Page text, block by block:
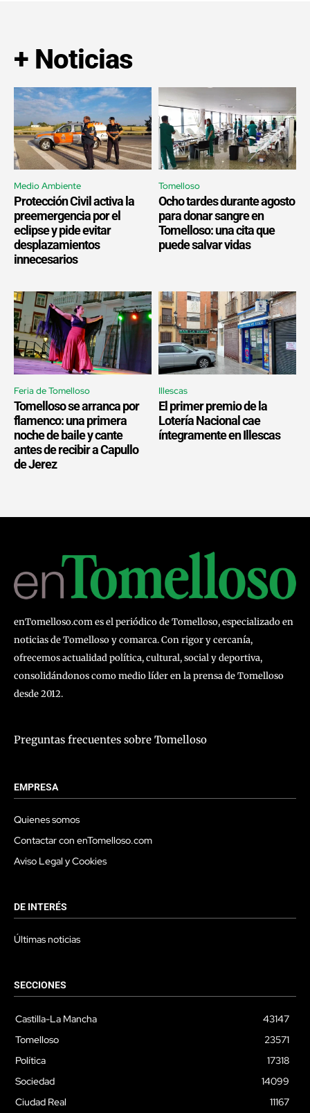
+ Noticias
Medio Ambiente
Protección Civil activa la
preemergencia por el
eclipse y pide evitar
desplazamientos
innecesarios
Tomelloso
Ocho tardes durante agosto
para donar sangre en
Tomelloso: una cita que
puede salvar vidas
Feria de Tomelloso
Tomelloso se arranca por
flamenco: una primera
noche de baile y cante
antes de recibir a Capullo
de Jerez
Illescas
El primer premio de la
Lotería Nacional cae
íntegramente en Illescas
enTomelloso.com es el periódico de Tomelloso, especializado en
noticias de Tomelloso y comarca. Con rigor y cercanía,
ofrecemos actualidad política, cultural, social y deportiva,
consolidándonos como medio líder en la prensa de Tomelloso
desde 2012.
Preguntas frecuentes sobre Tomelloso
EMPRESA
Quienes somos
Contactar con enTomelloso.com
Aviso Legal y Cookies
DE INTERÉS
Últimas noticias
SECCIONES
Castilla-La Mancha
43147
Tomelloso
23571
Política
17318
Sociedad
14099
Ciudad Real
11167